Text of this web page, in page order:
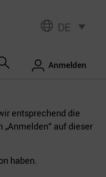
DE
Anmelden
entsprechend die
auf dieser
haben.